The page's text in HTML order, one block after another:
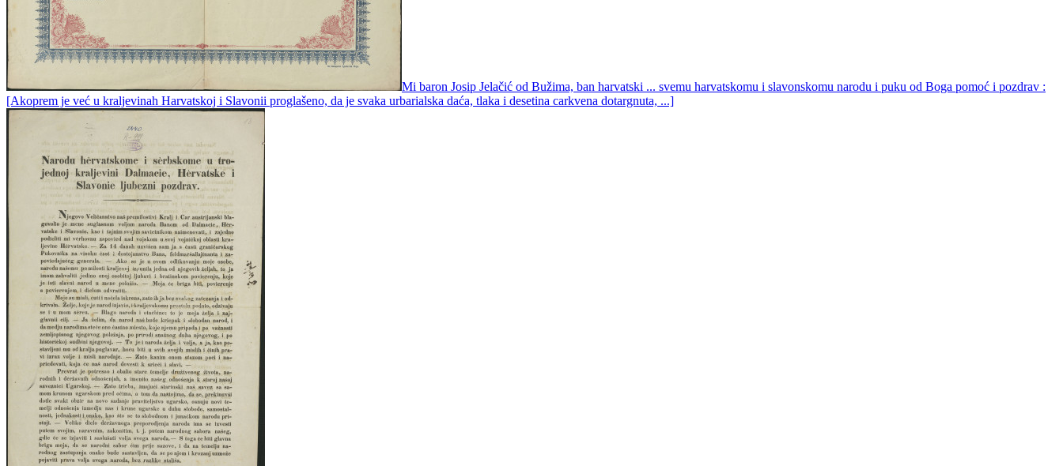
Mi baron Josip Jelačić od Bužima, ban harvatski ... svemu harvatskomu i slavonskomu narodu i puku od Boga pomoć i pozdrav :
[Akoprem je već u kraljevinah Harvatskoj i Slavonii proglašeno, da je svaka urbarialska daća, tlaka i desetina carkvena dotargnuta, ...]